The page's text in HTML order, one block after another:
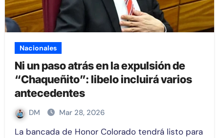
Nacionales
Ni un paso atrás en la expulsión de
“Chaqueñito”: libelo incluirá varios
antecedentes
DM Mar 28, 2026
La bancada de Honor Colorado tendrá listo para